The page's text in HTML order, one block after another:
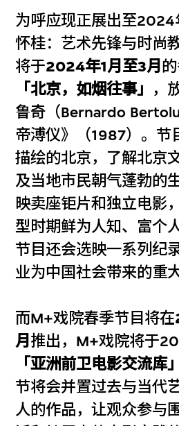
为呼应现正展出至
怀桂：艺术先锋与时尚
将于2024年1月至3月
「北京，如烟往事」
，
鲁奇（Bernardo
帝溥仪》（1987）。节
描绘的北京，了解北京
及当地市民朝气蓬勃的
映卖座钜片和独立电影
型时期鲜为人知、富个
节目还会选映一系列纪
业为中国社会带来的重
而M+戏院春季节目将在
月 推出，M+戏院将于
「亚洲前卫电影交流库」
节将会并置过去与当代
人的作品，让观众参与